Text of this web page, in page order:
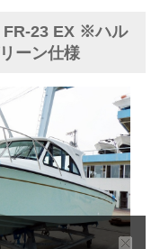
FR-23 EX ※ハル
ーン仕様